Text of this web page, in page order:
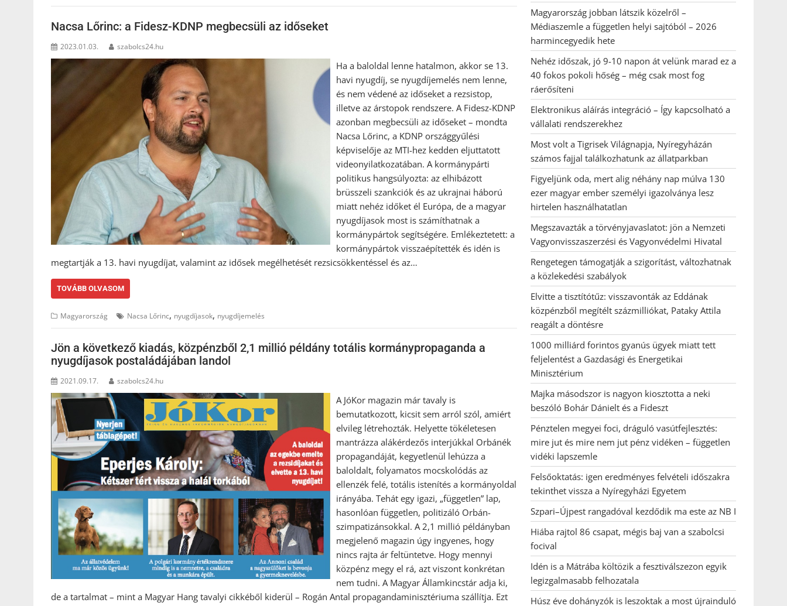
Nacsa Lőrinc: a Fidesz-KDNP megbecsüli az időseket
2023.01.03. szabolcs24.hu
Ha a baloldal lenne hatalmon, akkor se 13.
havi nyugdíj, se nyugdíjemelés nem lenne,
és nem védené az időseket a rezsistop,
illetve az árstopok rendszere. A Fidesz-KDNP
azonban megbecsüli az időseket – mondta
Nacsa Lőrinc, a KDNP országgyűlési
képviselője az MTI-hez kedden eljuttatott
videonyilatkozatában. A kormánypárti
politikus hangsúlyozta: az elhibázott
brüsszeli szankciók és az ukrajnai háború
miatt nehéz időket él Európa, de a magyar
nyugdíjasok most is számíthatnak a
kormánypártok segítségére. Emlékeztetett: a
kormánypártok visszaépítették és idén is
megtartják a 13. havi nyugdíjat, valamint az idősek megélhetését rezsicsökkentéssel és az…
TOVÁBB OLVASOM
Magyarország Nacsa Lőrinc, nyugdíjasok, nyugdíjemelés
Jön a következő kiadás, közpénzből 2,1 millió példány totális kormánypropaganda a
nyugdíjasok postaládájában landol
2021.09.17. szabolcs24.hu
A JóKor magazin már tavaly is
bemutatkozott, kicsit sem arról szól, amiért
elvileg létrehozták. Helyette tökéletesen
mantrázza alákérdezős interjúkkal Orbánék
propagandáját, kegyetlenül lehúzza a
baloldalt, folyamatos mocskolódás az
ellenzék felé, totális istenítés a kormányoldal
irányába. Tehát egy igazi, „független” lap,
hasonlóan független, politizáló Orbán-
szimpatizánsokkal. A 2,1 millió példányban
megjelenő magazin úgy ingyenes, hogy
nincs rajta ár feltüntetve. Hogy mennyi
közpénz megy el rá, azt viszont konkrétan
nem tudni. A Magyar Államkincstár adja ki,
de a tartalmat – mint a Magyar Hang tavalyi cikkéből kiderül – Rogán Antal propagandaminisztériuma szállítja. Ezt
Magyarország jobban látszik közelről –
Médiaszemle a független helyi sajtóból – 2026
harmincegyedik hete
Nehéz időszak, jó 9-10 napon át velünk marad ez a
40 fokos pokoli hőség – még csak most fog
ráerősíteni
Elektronikus aláírás integráció – Így kapcsolható a
vállalati rendszerekhez
Most volt a Tigrisek Világnapja, Nyíregyházán
számos fajjal találkozhatunk az állatparkban
Figyeljünk oda, mert alig néhány nap múlva 130
ezer magyar ember személyi igazolványa lesz
hirtelen használhatatlan
Megszavazták a törvényjavaslatot: jön a Nemzeti
Vagyonvisszaszerzési és Vagyonvédelmi Hivatal
Rengetegen támogatják a szigorítást, változhatnak
a közlekedési szabályok
Elvitte a tisztítótűz: visszavonták az Eddának
közpénzből megítélt százmilliókat, Pataky Attila
reagált a döntésre
1000 milliárd forintos gyanús ügyek miatt tett
feljelentést a Gazdasági és Energetikai
Minisztérium
Majka másodszor is nagyon kiosztotta a neki
beszóló Bohár Dánielt és a Fideszt
Pénztelen megyei foci, dráguló vasútfejlesztés:
mire jut és mire nem jut pénz vidéken – független
vidéki lapszemle
Felsőoktatás: igen eredményes felvételi időszakra
tekinthet vissza a Nyíregyházi Egyetem
Szpari–Újpest rangadóval kezdődik ma este az NB I
Hiába rajtol 86 csapat, mégis baj van a szabolcsi
focival
Idén is a Mátrába költözik a fesztiválszezon egyik
legizgalmasabb felhozatala
Húsz éve dohányzók is leszoktak a most újrainduló